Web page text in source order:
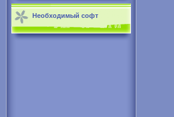
Необходимый софт